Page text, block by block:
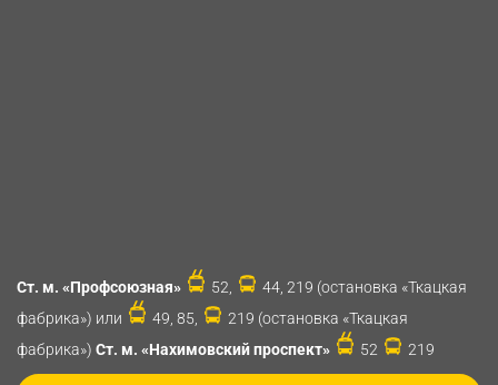
Ст. м. «Профсоюзная» 52,
44, 219 (остановка «Ткацкая
фабрика») или
49, 85,
219 (остановка «Ткацкая
фабрика») Ст. м. «Нахимовский проспект» 52 219